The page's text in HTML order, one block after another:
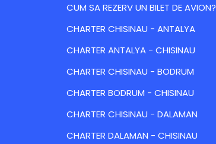
CUM SA REZERV UN BILET DE AVION?
CHARTER CHISINAU - ANTALYA
CHARTER ANTALYA - CHISINAU
CHARTER CHISINAU - BODRUM
CHARTER BODRUM - CHISINAU
CHARTER CHISINAU - DALAMAN
CHARTER DALAMAN - CHISINAU